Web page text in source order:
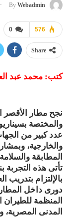
By Webadmin
0 576
Share
كتب: محمد عبد
نجح مطار الأقصر
والمختصة
عدد كبير من
والخارجية،
المطابقة
تأتى هذه التجربة
بالإلتزام
دورى داخل
المنظمة للطيران
المدنى